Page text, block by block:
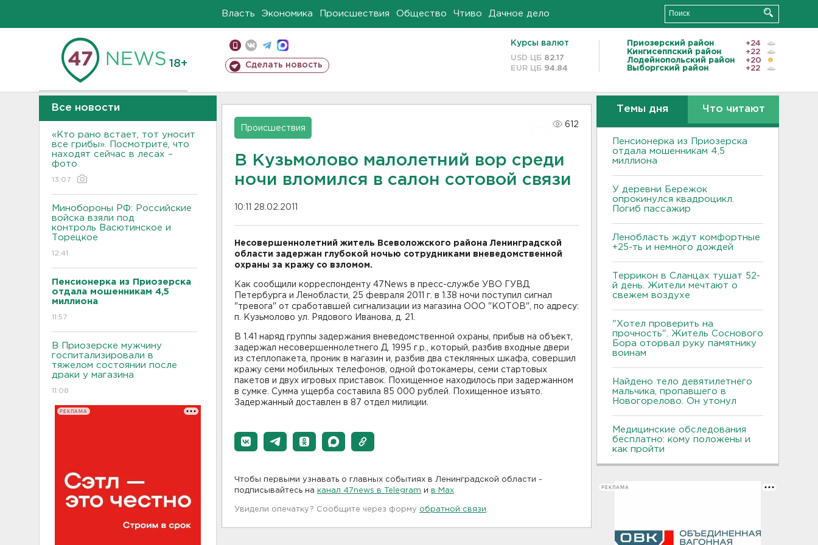
Власть Экономика Происшествия Общество Чтиво Дачное дело
18+ Сделать новость
Курсы валют
USD ЦБ 82.17
EUR ЦБ 94.84
Приозерский район
+24
Кингисеппский район
+22
Лодейнопольский район
+20
Выборгский район
+22
Все новости
«Кто рано встает, тот уносит
все грибы». Посмотрите, что
находят сейчас в лесах –
фото
13:07
Минобороны РФ: Российские
войска взяли под
контроль Васютинское и
Торецкое
12:41
Пенсионерка из Приозерска
отдала мошенникам 4,5
миллиона
11:57
В Приозерске мужчину
госпитализировали в
тяжелом состоянии после
драки у магазина
11:08
РЕКЛАМА
Происшествия
612
В Кузьмолово малолетний вор среди
ночи вломился в салон сотовой связи
10:11 28.02.2011
Несовершеннолетний житель Всеволожского района Ленинградской
области задержан глубокой ночью сотрудниками вневедомственной
охраны за кражу со взломом.
Как сообщили корреспонденту 47News в пресс-службе УВО ГУВД
Петербурга и Ленобласти, 25 февраля 2011 г. в 1.38 ночи поступил сигнал
"тревога" от сработавшей сигнализации из магазина ООО "КОТОВ", по адресу:
п. Кузьмолово ул. Рядового Иванова, д. 21.
В 1.41 наряд группы задержания вневедомственной охраны, прибыв на объект,
задержал несовершеннолетнего Д. 1995 г.р., который, разбив входные двери
из степлопакета, проник в магазин и, разбив два стеклянных шкафа, совершил
кражу семи мобильных телефонов, одной фотокамеры, семи стартовых
пакетов и двух игровых приставок. Похищенное находилось при задержанном
в сумке. Сумма ущерба составила 85 000 рублей. Похищенное изъято.
Задержанный доставлен в 87 отдел милиции.
Чтобы первыми узнавать о главных событиях в Ленинградской области -
подписывайтесь на канал 47news в Telegram и в Maх
Увидели опечатку? Сообщите через форму обратной связи
Темы дня Что читают
Пенсионерка из Приозерска
отдала мошенникам 4,5
миллиона
У деревни Бережок
опрокинулся квадроцикл.
Погиб пассажир
Ленобласть ждут комфортные
+25-ть и немного дождей
Террикон в Сланцах тушат 52-
й день. Жители мечтают о
свежем воздухе
"Хотел проверить на
прочность". Житель Соснового
Бора оторвал руку памятнику
воинам
Найдено тело девятилетнего
мальчика, пропавшего в
Новогорелово. Он утонул
Медицинские обследования
бесплатно: кому положены и
как пройти
РЕКЛАМА